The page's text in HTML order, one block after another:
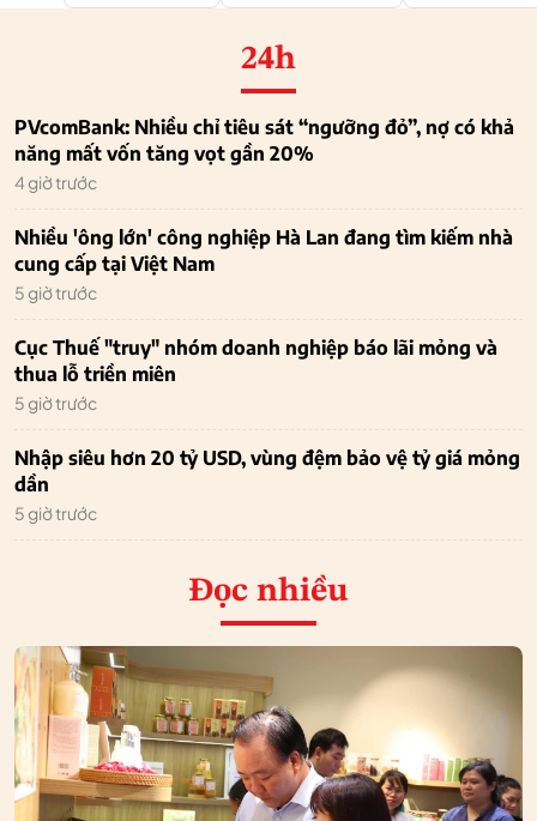
24h
PVcomBank: Nhiều chỉ tiêu sát “ngưỡng đỏ”, nợ có khả
năng mất vốn tăng vọt gần 20%
4 giờ trước
Nhiều 'ông lớn' công nghiệp Hà Lan đang tìm kiếm nhà
cung cấp tại Việt Nam
5 giờ trước
Cục Thuế "truy" nhóm doanh nghiệp báo lãi mỏng và
thua lỗ triền miên
5 giờ trước
Nhập siêu hơn 20 tỷ USD, vùng đệm bảo vệ tỷ giá mỏng
dần
5 giờ trước
Đọc nhiều